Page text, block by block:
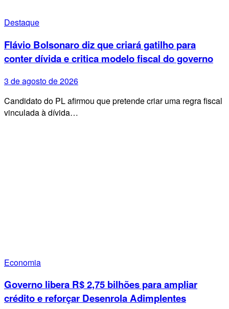
Destaque
Flávio Bolsonaro diz que criará gatilho para
conter dívida e critica modelo fiscal do governo
3 de agosto de 2026
Candidato do PL afirmou que pretende criar uma regra fiscal
vinculada à dívida…
Economia
Governo libera R$ 2,75 bilhões para ampliar
crédito e reforçar Desenrola Adimplentes